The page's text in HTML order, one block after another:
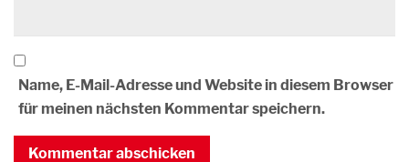
Name, E-Mail-Adresse und Website in diesem Browser
für meinen nächsten Kommentar speichern.